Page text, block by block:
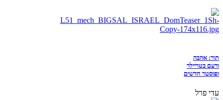
תור: אהבה
ורעם בטריילר
ופוסטר חדשים
עדי פרל